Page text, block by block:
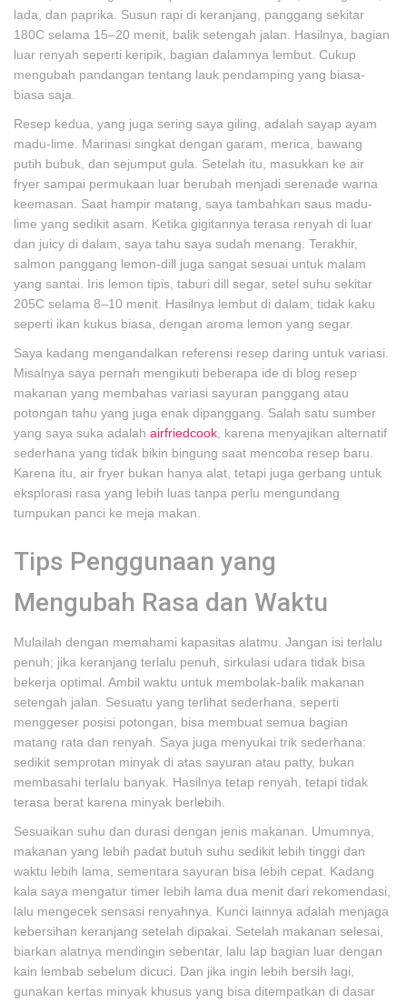
lada, dan paprika. Susun rapi di keranjang, panggang sekitar
180C selama 15–20 menit, balik setengah jalan. Hasilnya, bagian
luar renyah seperti keripik, bagian dalamnya lembut. Cukup
mengubah pandangan tentang lauk pendamping yang biasa-
biasa saja.
Resep kedua, yang juga sering saya giling, adalah sayap ayam
madu-lime. Marinasi singkat dengan garam, merica, bawang
putih bubuk, dan sejumput gula. Setelah itu, masukkan ke air
fryer sampai permukaan luar berubah menjadi serenade warna
keemasan. Saat hampir matang, saya tambahkan saus madu-
lime yang sedikit asam. Ketika gigitannya terasa renyah di luar
dan juicy di dalam, saya tahu saya sudah menang. Terakhir,
salmon panggang lemon-dill juga sangat sesuai untuk malam
yang santai. Iris lemon tipis, taburi dill segar, setel suhu sekitar
205C selama 8–10 menit. Hasilnya lembut di dalam, tidak kaku
seperti ikan kukus biasa, dengan aroma lemon yang segar.
Saya kadang mengandalkan referensi resep daring untuk variasi.
Misalnya saya pernah mengikuti beberapa ide di blog resep
makanan yang membahas variasi sayuran panggang atau
potongan tahu yang juga enak dipanggang. Salah satu sumber
yang saya suka adalah airfriedcook , karena menyajikan alternatif
sederhana yang tidak bikin bingung saat mencoba resep baru.
Karena itu, air fryer bukan hanya alat, tetapi juga gerbang untuk
eksplorasi rasa yang lebih luas tanpa perlu mengundang
tumpukan panci ke meja makan.
Tips Penggunaan yang
Mengubah Rasa dan Waktu
Mulailah dengan memahami kapasitas alatmu. Jangan isi terlalu
penuh; jika keranjang terlalu penuh, sirkulasi udara tidak bisa
bekerja optimal. Ambil waktu untuk membolak-balik makanan
setengah jalan. Sesuatu yang terlihat sederhana, seperti
menggeser posisi potongan, bisa membuat semua bagian
matang rata dan renyah. Saya juga menyukai trik sederhana:
sedikit semprotan minyak di atas sayuran atau patty, bukan
membasahi terlalu banyak. Hasilnya tetap renyah, tetapi tidak
terasa berat karena minyak berlebih.
Sesuaikan suhu dan durasi dengan jenis makanan. Umumnya,
makanan yang lebih padat butuh suhu sedikit lebih tinggi dan
waktu lebih lama, sementara sayuran bisa lebih cepat. Kadang
kala saya mengatur timer lebih lama dua menit dari rekomendasi,
lalu mengecek sensasi renyahnya. Kunci lainnya adalah menjaga
kebersihan keranjang setelah dipakai. Setelah makanan selesai,
biarkan alatnya mendingin sebentar, lalu lap bagian luar dengan
kain lembab sebelum dicuci. Dan jika ingin lebih bersih lagi,
gunakan kertas minyak khusus yang bisa ditempatkan di dasar